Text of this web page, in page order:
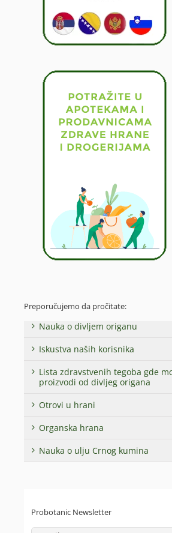
Preporučujemo da pročitate:
Nauka o divljem origanu
Iskustva naših korisnika
Lista zdravstvenih tegoba gde
proizvodi od divljeg origana
Otrovi u hrani
Organska hrana
Nauka o ulju Crnog kumina
Probotanic Newsletter